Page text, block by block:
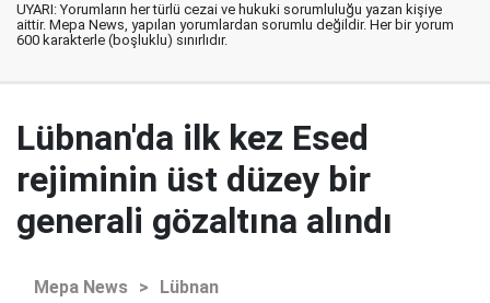
UYARI: Yorumların her türlü cezai ve hukuki sorumluluğu yazan kişiye
aittir. Mepa News, yapılan yorumlardan sorumlu değildir. Her bir yorum
600 karakterle (boşluklu) sınırlıdır.
Lübnan'da ilk kez Esed
rejiminin üst düzey bir
generali gözaltına alındı
Mepa News > Lübnan